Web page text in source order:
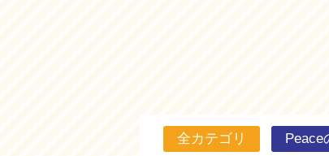
全カテゴリ Peace